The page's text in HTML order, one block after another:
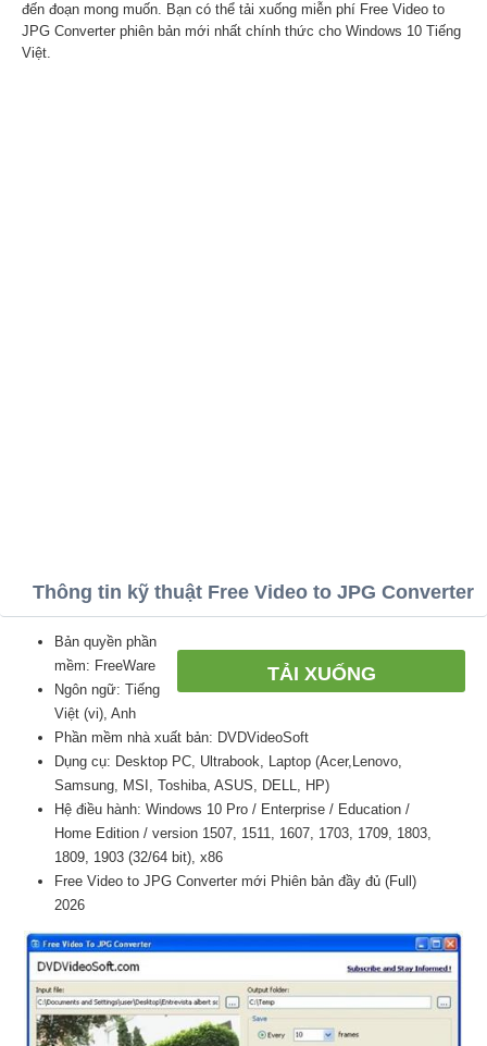
đến đoạn mong muốn. Bạn có thể tải xuống miễn phí Free Video to
JPG Converter phiên bản mới nhất chính thức cho Windows 10 Tiếng
Việt.
Thông tin kỹ thuật Free Video to JPG Converter
TẢI XUỐNG
Bản quyền phần
mềm: FreeWare
Ngôn ngữ: Tiếng
Việt (vi), Anh
Phần mềm nhà xuất bản: DVDVideoSoft
Dụng cụ: Desktop PC, Ultrabook, Laptop (Acer,Lenovo,
Samsung, MSI, Toshiba, ASUS, DELL, HP)
Hệ điều hành: Windows 10 Pro / Enterprise / Education /
Home Edition / version 1507, 1511, 1607, 1703, 1709, 1803,
1809, 1903 (32/64 bit), x86
Free Video to JPG Converter mới Phiên bản đầy đủ (Full)
2026